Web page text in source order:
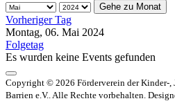
Gehe zu Monat
Vorheriger Tag
Montag, 06. Mai 2024
Folgetag
Es wurden keine Events gefunden
Copyright © 2026 Förderverein der Kinder-,
Barrien e.V.. Alle Rechte vorbehalten.